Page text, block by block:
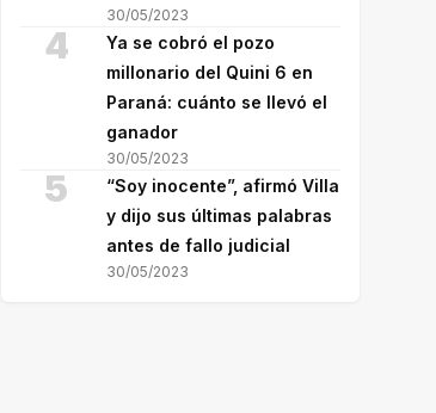
30/05/2023
4
Ya se cobró el pozo
millonario del Quini 6 en
Paraná: cuánto se llevó el
ganador
30/05/2023
5
“Soy inocente”, afirmó Villa
y dijo sus últimas palabras
antes de fallo judicial
30/05/2023